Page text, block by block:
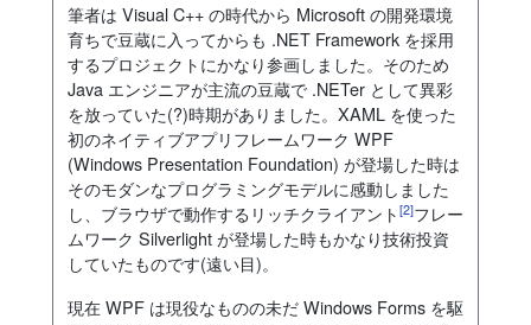
筆者は Visual C++ の時代から Microsoft の開発環境
育ちで豆蔵に入ってからも .NET Framework を採用
するプロジェクトにかなり参画しました。そのため
Java エンジニアが主流の豆蔵で .NETer として異彩
を放っていた(?)時期がありました。XAML を使った
初のネイティブアプリフレームワーク WPF
(Windows Presentation Foundation) が登場した時は
そのモダンなプログラミングモデルに感動しました
し、ブラウザで動作するリッチクライアント [2]フレー
ムワーク Silverlight が登場した時もかなり技術投資
していたものです(遠い目)。
現在 WPF は現役なものの未だ Windows Forms を駆